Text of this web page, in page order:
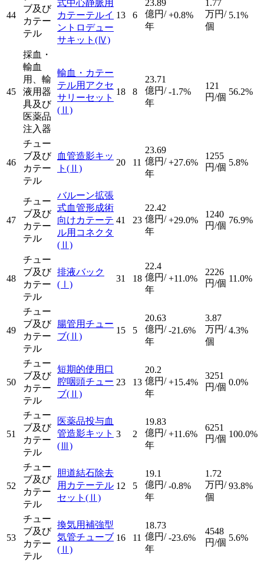
44
ブ及び
カテー
テル
式中心静脈用
カテーテルイ
ントロデュー
サキット (Ⅳ)
13 6
23.89
億円/
年
+0.8%
1.77
万円/
個
5.1%
45
採血・
輸血
用、輸
液用器
具及び
医薬品
注入器
輸血・カテー
テル用アクセ
サリーセット
(Ⅱ)
18 8
23.71
億円/
年
-1.7%
121
円/個
56.2%
46
チュー
ブ及び
カテー
テル
血管造影キッ
ト (Ⅱ)
20 11
23.69
億円/
年
+27.6%
1255
円/個 5.8%
47
チュー
ブ及び
カテー
テル
バルーン拡張
式血管形成術
向けカテーテ
ル用コネクタ
(Ⅱ)
41 23
22.42
億円/
年
+29.0%
1240
円/個
76.9%
48
チュー
ブ及び
カテー
テル
排液バック
(Ⅰ)
31 18
22.4
億円/
年
+11.0%
2226
円/個 11.0%
49
チュー
ブ及び
カテー
テル
腸管用チュー
ブ(Ⅱ)
15 5
20.63
億円/
年
-21.6%
3.87
万円/
個
4.3%
50
チュー
ブ及び
カテー
テル
短期的使用口
腔咽頭チュー
ブ(Ⅱ)
23 13
20.2
億円/
年
+15.4%
3251
円/個 0.0%
51
チュー
ブ及び
カテー
テル
医薬品投与血
管造影キット
(Ⅲ)
3 2
19.83
億円/
年
+11.6%
6251
円/個 100.0%
52
チュー
ブ及び
カテー
テル
胆道結石除去
用カテーテル
セット (Ⅱ)
12 5
19.1
億円/
年
-0.8%
1.72
万円/
個
93.8%
53
チュー
ブ及び
カテー
テル
換気用補強型
気管チューブ
(Ⅱ)
16 11
18.73
億円/
年
-23.6%
4548
円/個 5.6%